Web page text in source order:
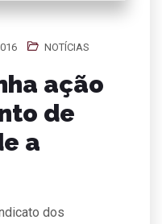
NOTÍCIAS
ação
de
a
dos